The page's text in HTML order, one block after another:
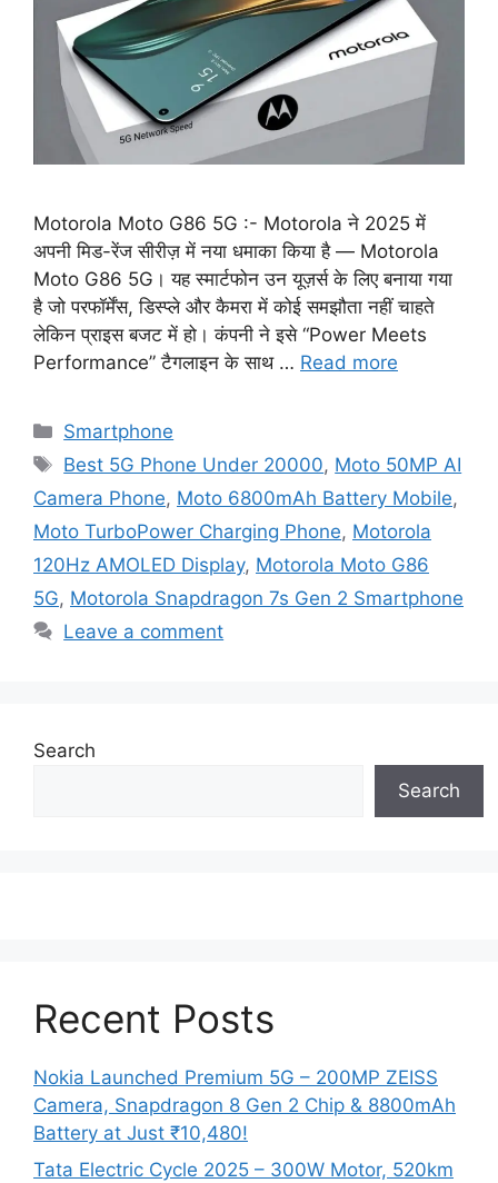
Motorola Moto G86 5G :- Motorola ने 2025 में
अपनी मिड-रेंज सीरीज़ में नया धमाका किया है — Motorola
Moto G86 5G। यह स्मार्टफोन उन यूज़र्स के लिए बनाया गया
है जो परफॉर्मेंस, डिस्प्ले और कैमरा में कोई समझौता नहीं चाहते
लेकिन प्राइस बजट में हो। कंपनी ने इसे “Power Meets
Performance” टैगलाइन के साथ … Read more
Categories
Smartphone
Tags
Best 5G Phone Under 20000, Moto 50MP AI
Camera Phone, Moto 6800mAh Battery Mobile,
Moto TurboPower Charging Phone, Motorola
120Hz AMOLED Display, Motorola Moto G86
5G, Motorola Snapdragon 7s Gen 2 Smartphone
Leave a comment
Search
Search
Recent Posts
Nokia Launched Premium 5G – 200MP ZEISS
Camera, Snapdragon 8 Gen 2 Chip & 8800mAh
Battery at Just ₹10,480!
Tata Electric Cycle 2025 – 300W Motor, 520km